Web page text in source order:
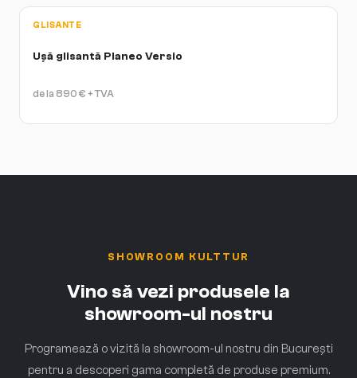
GLISANTE
Ușă glisantă Planeo Versio
de la 890 € + TVA
SHOWROOM KULTTUR
Vino să vezi produsele la
showroom-ul nostru
Programează o vizită la showroom-ul nostru din București
pentru a descoperi gama completă de produse premium.